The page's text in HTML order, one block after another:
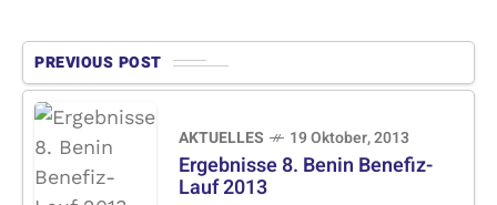
PREVIOUS POST
AKTUELLES 19 Oktober, 2013
Ergebnisse 8. Benin Benefiz-
Lauf 2013